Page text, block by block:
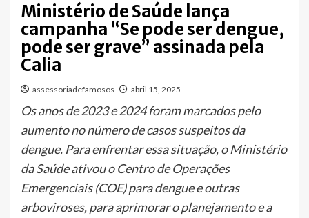
Ministério de Saúde lança
campanha “Se pode ser dengue,
pode ser grave” assinada pela
Calia
assessoriadefamosos abril 15, 2025
Os anos de 2023 e 2024 foram marcados pelo
aumento no número de casos suspeitos da
dengue. Para enfrentar essa situação, o Ministério
da Saúde ativou o Centro de Operações
Emergenciais (COE) para dengue e outras
arboviroses, para aprimorar o planejamento e a